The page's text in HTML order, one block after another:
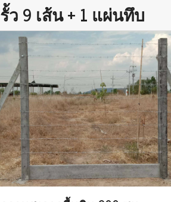
รั้ว 9 เส้น + 1 แผ่นทึบ